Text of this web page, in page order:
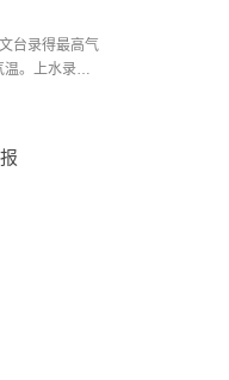
台录得最高气
。上水录得
的外围下沉气
视新闻）